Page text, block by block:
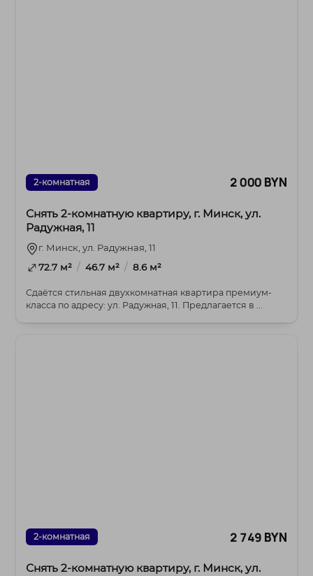
2-комнатная 2 000 BYN
Снять 2-комнатную квартиру, г. Минск, ул.
Радужная, 11
г. Минск, ул. Радужная, 11
72.7 м² / 46.7 м² / 8.6 м²
Сдаётся стильная двухкомнатная квартира премиум-
класса по адресу: ул. Радужная, 11. Предлагается в ...
2-комнатная 2 749 BYN
Снять 2-комнатную квартиру, г. Минск, ул.